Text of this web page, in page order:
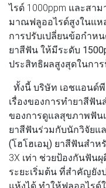
ไรด์ 1000ppm และสา
มาณฟลูออไรด์สูงในแห
การปรับเปลี่ยนข้อกำห
ยาสีฟัน ให้มีระดับ
ประสิทธิผลสูงสุดในกา
ทั้งนี้ บริษัท เอชแอนด์
เรื่องของการทำยาสีฟั
ของการดูแลสุขภาพฟัน
ยาสีฟันร่วมกับนักวิจัยแ
(โฮโฮเอมุ) ยาสีฟันสำห
3X เท่า ช่วยป้องกันฟัน
ระยะเริ่มต้น ที่สำคัญยัง
แห้งได้ ทำให้ฟลูออไรด์